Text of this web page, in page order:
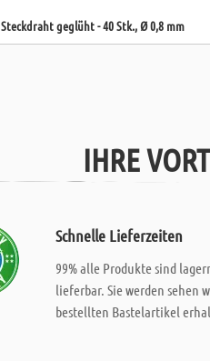
Steckdraht geglüht - 40 Stk., Ø 0,8 mm
IHRE
Schnelle Lieferzeiten
99% alle Produkte sind
lieferbar. Sie werden sehen
bestellten Bastelartikel